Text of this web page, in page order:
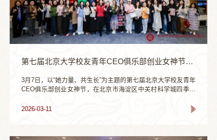
第七届北京大学校友青年CEO俱乐部创业女神节举办
3月7日，以“她力量、共生长”为主题的第七届北京大学校友青年
CEO俱乐部创业女神节，在北京市海淀区中关村科学城四季科
行业精英，聚焦女性创业者在AI时代与产业升级浪潮中的卓越
采。本届活动由北京大学校友会指导，北京大学校友青年CEO
2026-03-11